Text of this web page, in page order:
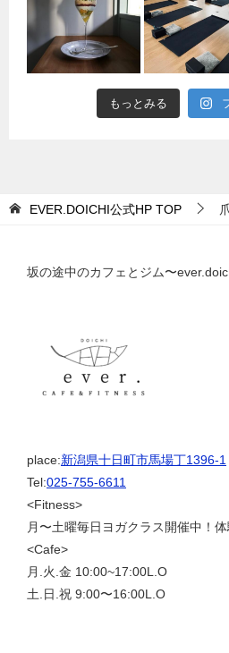
もっとみる
EVER.DOICHI公式HP TOP
坂の途中のカフェとジム〜
place:新潟県十日町市馬場丁1396-1
Tel:025-755-6611
<Fitness>
月〜土曜毎日ヨガクラス開催中！
<Cafe>
月.火.金 10:00~17:00L.O
土.日.祝 9:00〜16:00L.O